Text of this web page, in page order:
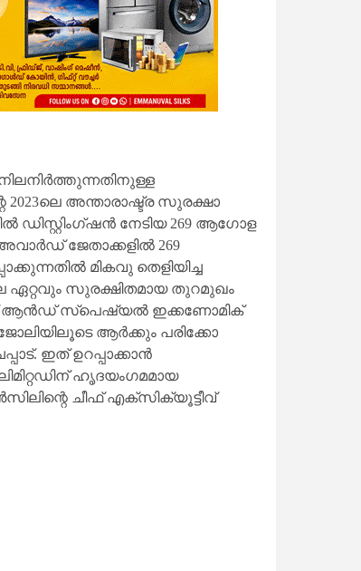
2023ലെ അന്താരാഷ്ട്ര സുരക്ഷാ
നേടിയ 269 ആഗോള
ജേതാക്കളിൽ 269
മികവു തെളിയിച്ച
ഏറ്റവും സുരക്ഷിതമായ തുറമുഖം
ആൻഡ് സ്പെഷ്യൽ ഇക്കണോമിക്
ആർക്കും പരിക്കോ
ഇത് ഉറപ്പാക്കാൻ
ഹൃദയംഗമമായ
ചീഫ് എക്‌സിക്യൂട്ടീവ്